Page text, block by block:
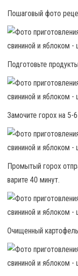
Пошаговый фото
Подготовьте
Замочите горох на 5-
Промытый горох
варите 40 минут.
Очищенный